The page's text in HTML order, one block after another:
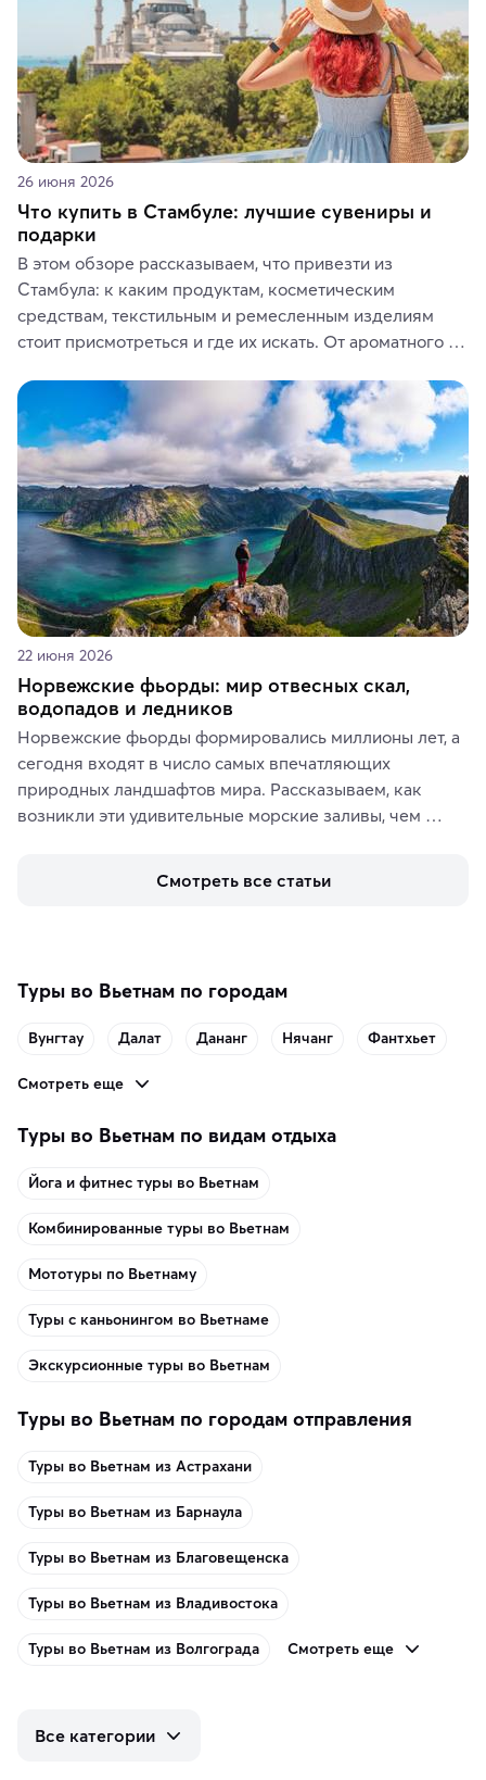
26 июня 2026
Что купить в Стамбуле: лучшие сувениры и
подарки
В этом обзоре рассказываем, что привезти из
Стамбула: к каким продуктам, косметическим
средствам, текстильным и ремесленным изделиям
стоит присмотреться и где их искать. От ароматного
керамики и изделий из кожи на турецких рынках и в
аутентичных лавках — в подарок близким или себе на
память о путешествии.
22 июня 2026
Норвежские фьорды: мир отвесных скал,
водопадов и ледников
Норвежские фьорды формировались миллионы лет, а
сегодня входят в число самых впечатляющих
природных ландшафтов мира. Рассказываем, как
возникли эти удивительные морские заливы, чем
включить в маршрут по Норвегии.
Смотреть все статьи
Туры во Вьетнам по городам
Вунгтау Далат Дананг Нячанг Фантхьет
Смотреть еще
Туры во Вьетнам по видам отдыха
Йога и фитнес туры во Вьетнам
Комбинированные туры во Вьетнам
Мототуры по Вьетнаму
Туры с каньонингом во Вьетнаме
Экскурсионные туры во Вьетнам
Туры во Вьетнам по городам отправления
Туры во Вьетнам из Астрахани
Туры во Вьетнам из Барнаула
Туры во Вьетнам из Благовещенска
Туры во Вьетнам из Владивостока
Туры во Вьетнам из Волгограда Смотреть еще
Все категории